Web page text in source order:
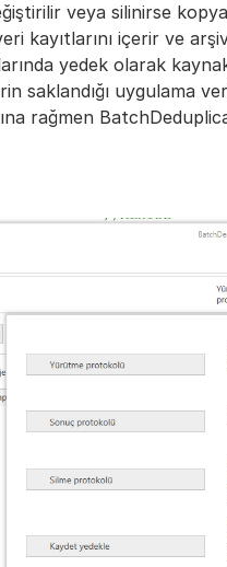
veya silinirse
kayıtlarını içerir ve
yedek olarak
saklandığı uygulama
rağmen